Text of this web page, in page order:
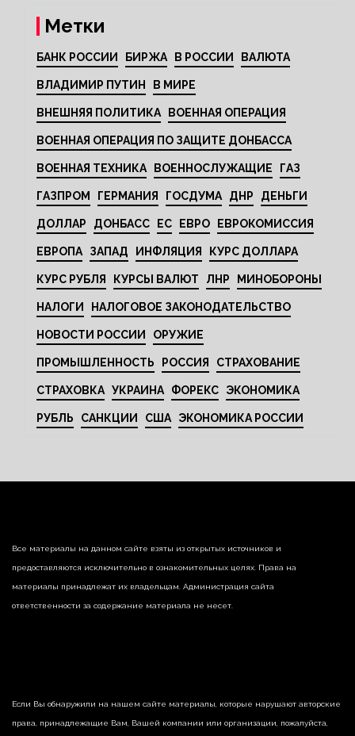
Метки
БАНК РОССИИ БИРЖА В РОССИИ ВАЛЮТА
ВЛАДИМИР ПУТИН В МИРЕ
ВНЕШНЯЯ ПОЛИТИКА ВОЕННАЯ ОПЕРАЦИЯ
ВОЕННАЯ ОПЕРАЦИЯ ПО ЗАЩИТЕ ДОНБАССА
ВОЕННАЯ ТЕХНИКА ВОЕННОСЛУЖАЩИЕ ГАЗ
ГАЗПРОМ ГЕРМАНИЯ ГОСДУМА ДНР ДЕНЬГИ
ДОЛЛАР ДОНБАСС ЕС ЕВРО ЕВРОКОМИССИЯ
ЕВРОПА ЗАПАД ИНФЛЯЦИЯ КУРС ДОЛЛАРА
КУРС РУБЛЯ КУРСЫ ВАЛЮТ ЛНР МИНОБОРОНЫ
НАЛОГИ НАЛОГОВОЕ ЗАКОНОДАТЕЛЬСТВО
НОВОСТИ РОССИИ ОРУЖИЕ
ПРОМЫШЛЕННОСТЬ РОССИЯ СТРАХОВАНИЕ
СТРАХОВКА УКРАИНА ФОРЕКС ЭКОНОМИКА
РУБЛЬ САНКЦИИ США ЭКОНОМИКА РОССИИ
Все материалы на данном сайте взяты из открытых источников и
предоставляются исключительно в ознакомительных целях. Права на
материалы принадлежат их владельцам. Администрация сайта
ответственности за содержание материала не несет.
Если Вы обнаружили на нашем сайте материалы, которые нарушают авторские
права, принадлежащие Вам, Вашей компании или организации, пожалуйста,